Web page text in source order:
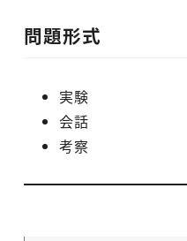
問題形式
実験
会話
考察